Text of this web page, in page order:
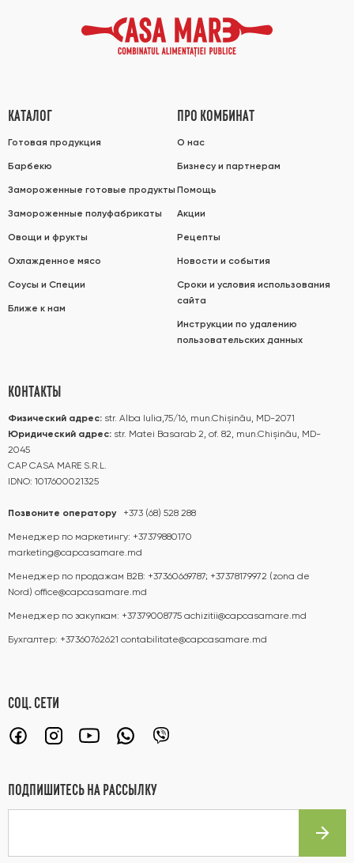
КАТАЛОГ
Готовая продукция
Барбекю
Замороженные готовые продукты
Замороженные полуфабрикаты
Овощи и фрукты
Охлажденное мясо
Соусы и Специи
Ближе к нам
ПРО КОМБИНАТ
О нас
Бизнесу и партнерам
Помощь
Акции
Рецепты
Новости и события
Сроки и условия использования
сайта
Инструкции по удалению
пользовательских данных
КОНТАКТЫ
Физический адрес: str. Alba Iulia,75/16, mun.Chișinău, MD-2071
Юридический адрес: str. Matei Basarab 2, of. 82, mun.Chișinău, MD-
2045
CAP CASA MARE S.R.L.
IDNO: 1017600021325
Позвоните оператору +373 (68) 528 288
Менеджер по маркетингу: +37379880170
marketing@capcasamare.md
Менеджер по продажам B2B: +37360669787; +37378179972 (zona de
Nord) office@capcasamare.md
Менеджер по закупкам: +37379008775 achizitii@capcasamare.md
Бухгалтер: +37360762621 contabilitate@capcasamare.md
СОЦ. СЕТИ
ПОДПИШИТЕСЬ НА РАССЫЛКУ